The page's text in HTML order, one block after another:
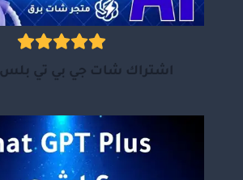
اشتراك شات جي بي تي بلس 3 أشهر